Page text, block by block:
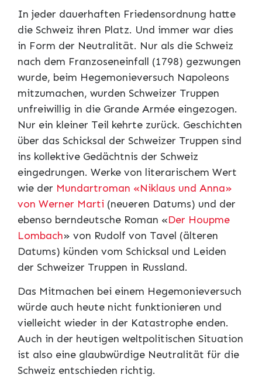
In jeder dauerhaften Friedensordnung hatte
die Schweiz ihren Platz. Und immer war dies
in Form der Neutralität. Nur als die Schweiz
nach dem Franzoseneinfall (1798) gezwungen
wurde, beim Hegemonieversuch Napoleons
mitzumachen, wurden Schweizer Truppen
unfreiwillig in die Grande Armée eingezogen.
Nur ein kleiner Teil kehrte zurück. Geschichten
über das Schicksal der Schweizer Truppen sind
ins kollektive Gedächtnis der Schweiz
eingedrungen. Werke von literarischem Wert
wie der Mundartroman «Niklaus und Anna»
von Werner Marti (neueren Datums) und der
ebenso berndeutsche Roman «Der Houpme
Lombach» von Rudolf von Tavel (älteren
Datums) künden vom Schicksal und Leiden
der Schweizer Truppen in Russland.
Das Mitmachen bei einem Hegemonieversuch
würde auch heute nicht funktionieren und
vielleicht wieder in der Katastrophe enden.
Auch in der heutigen weltpolitischen Situation
ist also eine glaubwürdige Neutralität für die
Schweiz entschieden richtig.